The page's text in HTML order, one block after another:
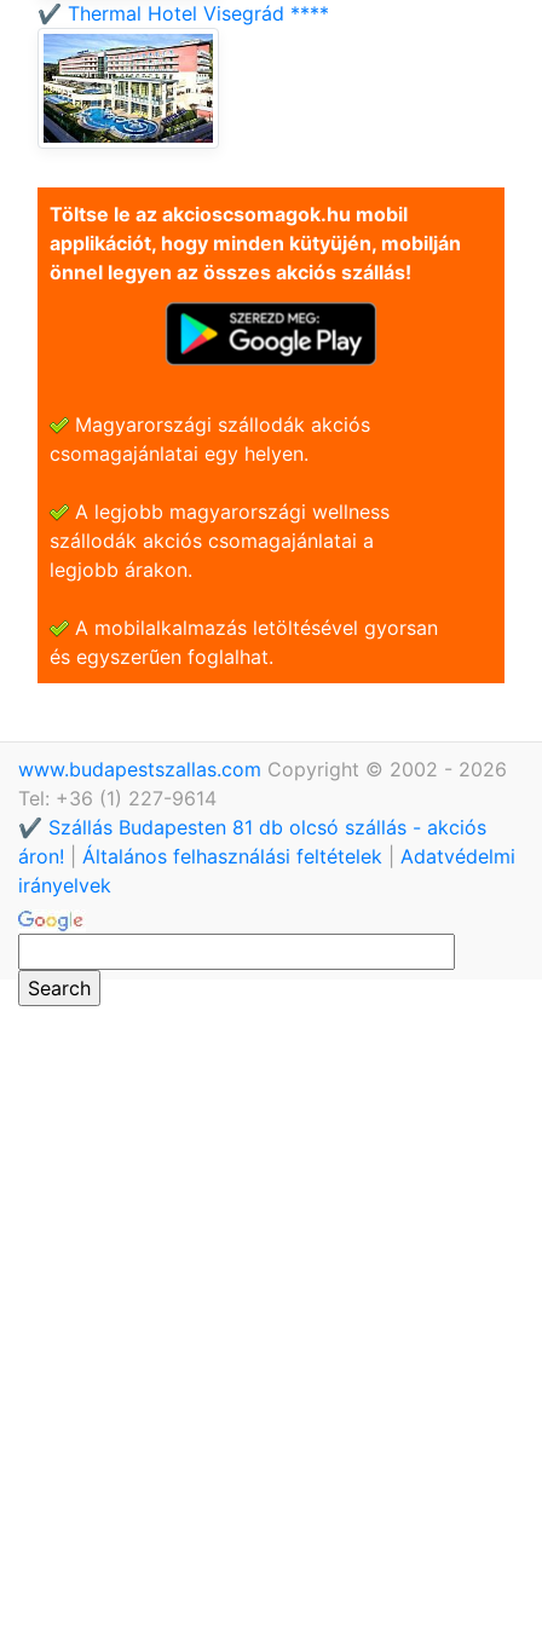
✔️ Thermal Hotel Visegrád ****
Töltse le az akcioscsomagok.hu mobil
applikációt, hogy minden kütyüjén, mobilján
önnel legyen az összes akciós szállás!
Magyarországi szállodák akciós
csomagajánlatai egy helyen.
A legjobb magyarországi wellness
szállodák akciós csomagajánlatai a
legjobb árakon.
A mobilalkalmazás letöltésével gyorsan
és egyszerũen foglalhat.
www.budapestszallas.com Copyright © 2002 - 2026
Tel: +36 (1) 227-9614
✔️ Szállás Budapesten 81 db olcsó szállás - akciós
áron!
Általános felhasználási feltételek
Adatvédelmi
irányelvek